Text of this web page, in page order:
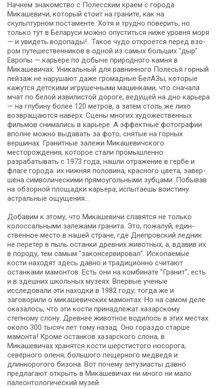
Начнем знакомство с Полесским кра­ем с го­ро­да
Микашевичи, ко­то­рый стоит на граните, как на
скульптурном постаменте. Хотя и труд­но поверить, но
толь­ко тут в Бе­ла­ру­си мож­но опуститься ниже уров­ня мо­ря
— и уви­деть водопады!.. Такое чудо от­кро­ет­ся пе­ред взо­
ром пу­те­ше­ствен­ни­ков в одной из са­мых боль­ших "дыр"
Ев­ро­пы — карьере по добыче природного камня в
Микашевичах. Уникальный для равнинного По­ле­сья горный
пейзаж не нарушают да­же громадные БелАЗы, ко­то­рые
кажутся детскими игрушечными машинками, что сначала
мчат по белой извилистой до­ро­ге, ве­ду­щей на дно карьера
— на глубину бо­лее 120 мет­ров, а затем столь же лихо
возвращаются наверх. Сцены мно­гих ху­до­же­ствен­ных
филь­мов снимались в карьере. А эффектные фо­то­гра­фии
вполне мож­но выдавать за фо­то, снятые на горных
вершинах. Гранитные залежи Микашевичского
месторождения, ко­то­рое ста­ли промышленно
разрабатывать с 1973 го­да, нашли от­ра­же­ние в гер­бе и
флаге го­ро­да: их нижняя по­ло­ви­на, крас­но­го цвета, за­вер­
ше­на символическими прямоугольными зубцами. По­бы­вав
на обзорной площадки карьера, испытаешь воистину
астральные ощущения…
Добавим к этому, что Микашевичи славятся не толь­ко
колоссальными залежами гра­ни­та. Это, по­жа­луй, един­
ствен­ное ме­сто в на­шей стра­не, где Днепровский ледник
не перетер в пыль остан­ки древ­них жи­вот­ных, а, вдавив их
в породу, тем са­мым "законсервировал". Ископаемые
кости находят здесь давно и традиционно считают
останками мамонтов. Есть они на комбинате "Гранит", есть
и в здеш­них школь­ных му­зе­ях. Впервые ученые
исследовали эти на­ход­ки в 1982 го­ду; тогда же и
заговорили о микашевичских мамонтах. Но на са­мом де­ле
оказалось, что эти кости принадлежат хазарскому
степному слону. Древнее животное водилось в этих ме­стах
око­ло 300 ты­сяч лет то­му на­зад. Оно гораздо старше
мамонта! Кро­ме остан­ков хазарского слона, в
Микашевичах хра­нят­ся кости шерстистого носорога,
северного оленя, большого пе­щер­но­го медведя и
длиннорогого бизона. Вот по­че­му энтузиасты давно
предлагают открыть в Микашевичах ни мно­го ни ма­ло
палеонтологический му­зей.